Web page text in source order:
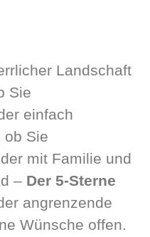
Landschaft
Sie
einfach
ob Sie
mit Familie und
– Der 5-Sterne
angrenzende
Wünsche offen.